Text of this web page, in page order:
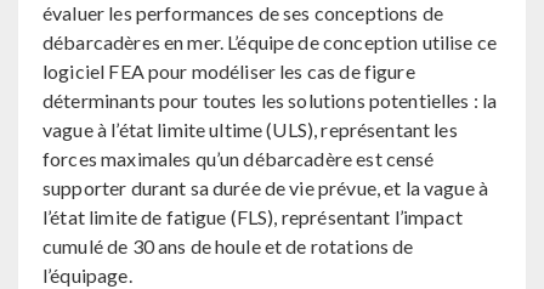
évaluer les performances de ses conceptions de
débarcadères en mer. L’équipe de conception utilise ce
logiciel FEA pour modéliser les cas de figure
déterminants pour toutes les solutions potentielles : la
vague à l’état limite ultime (ULS), représentant les
forces maximales qu’un débarcadère est censé
supporter durant sa durée de vie prévue, et la vague à
l’état limite de fatigue (FLS), représentant l’impact
cumulé de 30 ans de houle et de rotations de
l’équipage.